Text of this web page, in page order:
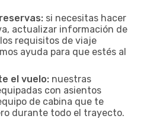
si necesitas hacer
actualizar información de
requisitos de viaje
ayuda para que estés al
el vuelo: nuestras
con asientos
de cabina que te
durante todo el trayecto.